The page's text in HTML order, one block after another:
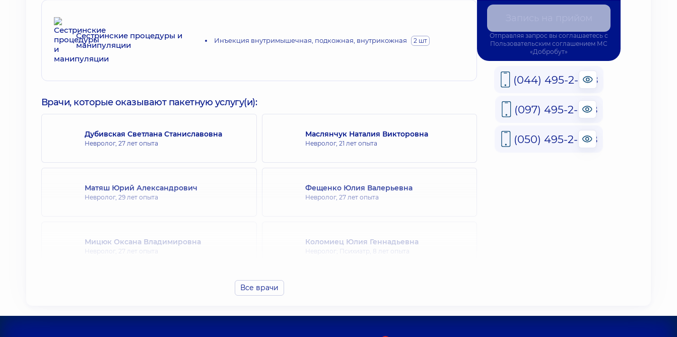
Сестринские процедуры и
манипуляции
Инъекция внутримышечная, подкожная, внутрикожная 2 шт
Врачи, которые оказывают пакетную услугу(и):
Дубивская Светлана Станиславовна
Невролог, 27 лет опыта
Маслянчук Наталия Викторовна
Невролог, 21 лет опыта
Матяш Юрий Александрович
Невролог, 29 лет опыта
Фещенко Юлия Валерьевна
Невролог, 27 лет опыта
Мицюк Оксана Владимировна
Невролог, 27 лет опыта
Коломиец Юлия Геннадьевна
Невролог; Психиатр, 8 лет опыта
Все врачи
Отправляя запрос вы соглашаетесь с
Пользовательским соглашением МС
«Добробут»
(044) 495-2-888
(097) 495-2-888
(050) 495-2-888